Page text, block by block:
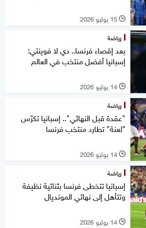
l 15 يوليو 2026
رياضة
بعد إقصاء فرنسا.. دي لا فوينتي:
إسبانيا أفضل منتخب في العالم
l 14 يوليو 2026
رياضة
"عقدة قبل النهائي".. إسبانيا تكرّس
"لعنة" تطارد منتخب فرنسا
l 14 يوليو 2026
رياضة
إسبانيا تتخطى فرنسا بثنائية نظيفة
وتتأهل إلى نهائي المونديال
l 14 يوليو 2026